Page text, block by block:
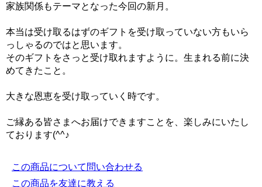
家族関係もテーマとなった今回の新月。
本当は受け取るはずのギフトを受け取っていない方もいら
っしゃるのではと思います。
そのギフトをさっと受け取れますように。生まれる前に決
めてきたこと。
大きな恩恵を受け取っていく時です。
ご縁ある皆さまへお届けできますことを、楽しみにいたし
ております(^^♪
この商品について問い合わせる
この商品を友達に教える